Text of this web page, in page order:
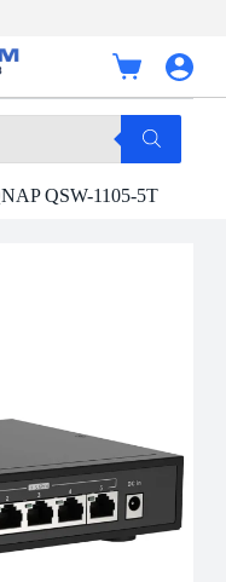
Panier
d’achat
QSW-1105-5T